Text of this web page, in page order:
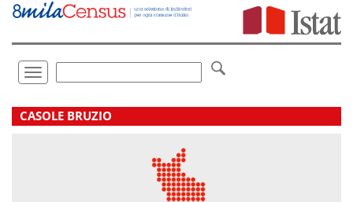
Vai
direttamente
Toggle
navigation
.
CASOLE BRUZIO